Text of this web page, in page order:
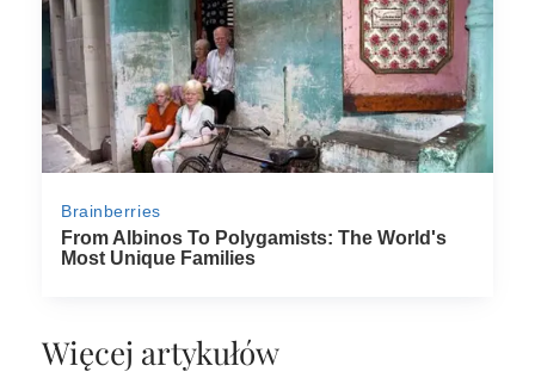
Więcej artykułów